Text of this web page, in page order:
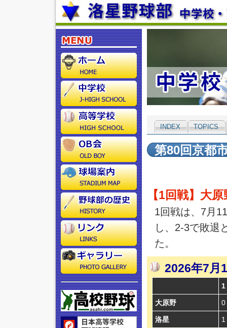
INDEX TOPICS
第80回京都
【1回戦】大
1回戦は、7月
し、2-3で敗退
た。
2026年7
1
大原野 0
洛星 1